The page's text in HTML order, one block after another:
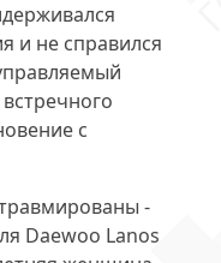
и не справился
с
-
Daewoo Lanos